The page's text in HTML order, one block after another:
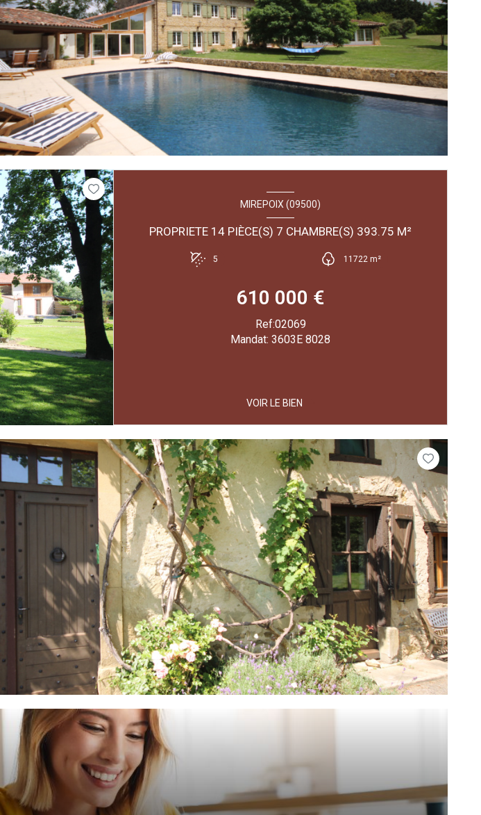
MIREPOIX (09500)
PROPRIETE 14 PIÈCE(S) 7 CHAMBRE(S) 393.75 M²
5 11722 m²
610 000 €
Ref:02069
Mandat: 3603E 8028
VOIR LE BIEN